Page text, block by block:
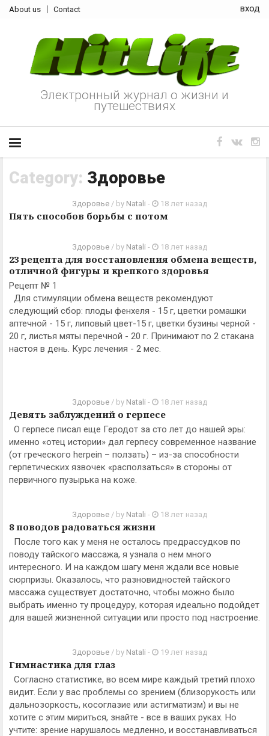
About us Contact вход
Электронный журнал о жизни и
путешествиях
Category: Здоровье
Здоровье / by Natali - 18 лет назад
Пять способов борьбы с потом
Здоровье / by Natali - 18 лет назад
23 рецепта для восстановления обмена веществ,
отличной фигуры и крепкого здоровья
Рецепт № 1
Для стимуляции обмена веществ рекомендуют
следующий сбор: плоды фенхеля - 15 г, цветки ромашки
аптечной - 15 г, липовый цвет-15 г, цветки бузины черной -
20 г, листья мяты перечной - 20 г. Принимают по 2 стакана
настоя в день. Курс лечения - 2 мес.
Здоровье / by Natali - 18 лет назад
Девять заблуждений о герпесе
О герпесе писал еще Геродот за сто лет до нашей эры:
именно «отец истории» дал герпесу современное название
(от греческого herpein – ползать) – из-за способности
герпетических язвочек «расползаться» в стороны от
первичного пузырька на коже.
Здоровье / by Natali - 18 лет назад
8 поводов радоваться жизни
После того как у меня не осталось предрассудков по
поводу тайского массажа, я узнала о нем много
интересного. И на каждом шагу меня ждали все новые
сюрпризы. Оказалось, что разновидностей тайского
массажа существует достаточно, чтобы можно было
выбрать именно ту процедуру, которая идеально подойдет
для вашей жизненной ситуации или просто под настроение.
Здоровье / by Natali - 19 лет назад
Гимнастика для глаз
Согласно статистике, во всем мире каждый третий плохо
видит. Если у вас проблемы со зрением (близорукость или
дальнозоркость, косоглазие или астигматизм) и вы не
хотите с этим мириться, знайте - все в ваших руках. Но
учтите: зрение нарушалось медленно, и восстанавливаться